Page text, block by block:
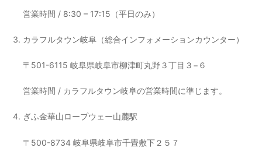
営業時間 / 8:30 – 17:15（平日のみ）
カラフルタウン岐阜（総合インフォメーションカウンター）
〒501-6115 岐阜県岐阜市柳津町丸野３丁目３−６
営業時間 / カラフルタウン岐阜の営業時間に準じます。
ぎふ金華山ロープウェー山麓駅
〒500-8734 岐阜県岐阜市千畳敷下２５７